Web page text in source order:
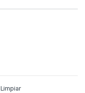
Limpiar